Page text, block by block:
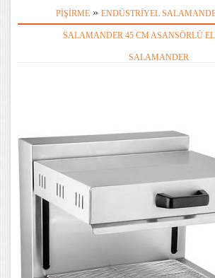
PIŞIRME» ENDÜSTRIYEL
SALAMANDER 45 CM ASANSÖRLÜ
SALAMANDER